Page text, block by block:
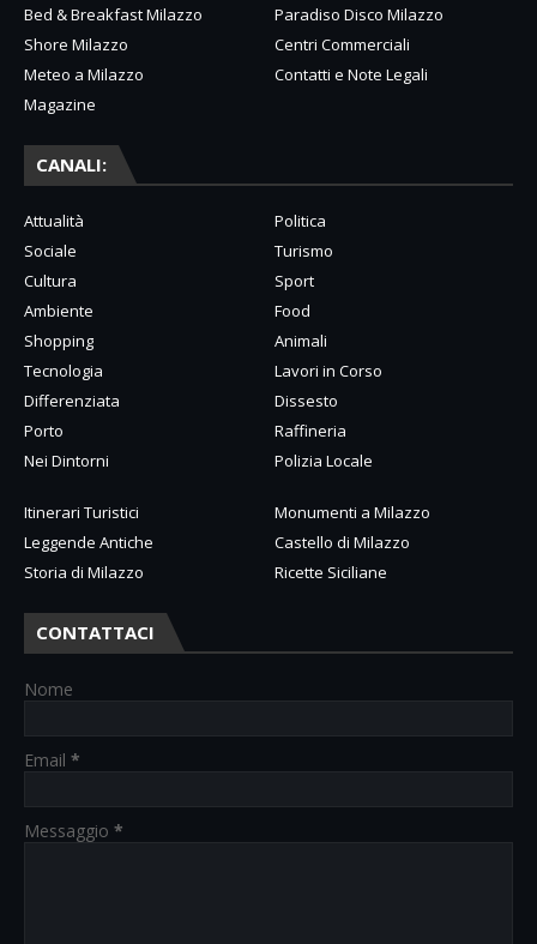
Bed & Breakfast Milazzo
Paradiso Disco Milazzo
Shore Milazzo
Centri Commerciali
Meteo a Milazzo
Contatti e Note Legali
Magazine
CANALI:
Attualità
Politica
Sociale
Turismo
Cultura
Sport
Ambiente
Food
Shopping
Animali
Tecnologia
Lavori in Corso
Differenziata
Dissesto
Porto
Raffineria
Nei Dintorni
Polizia Locale
Itinerari Turistici
Monumenti a Milazzo
Leggende Antiche
Castello di Milazzo
Storia di Milazzo
Ricette Siciliane
CONTATTACI
Nome
Email *
Messaggio *